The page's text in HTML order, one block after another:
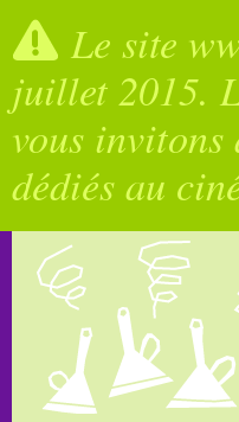
Le site
juillet 2015.
vous
dédiés au